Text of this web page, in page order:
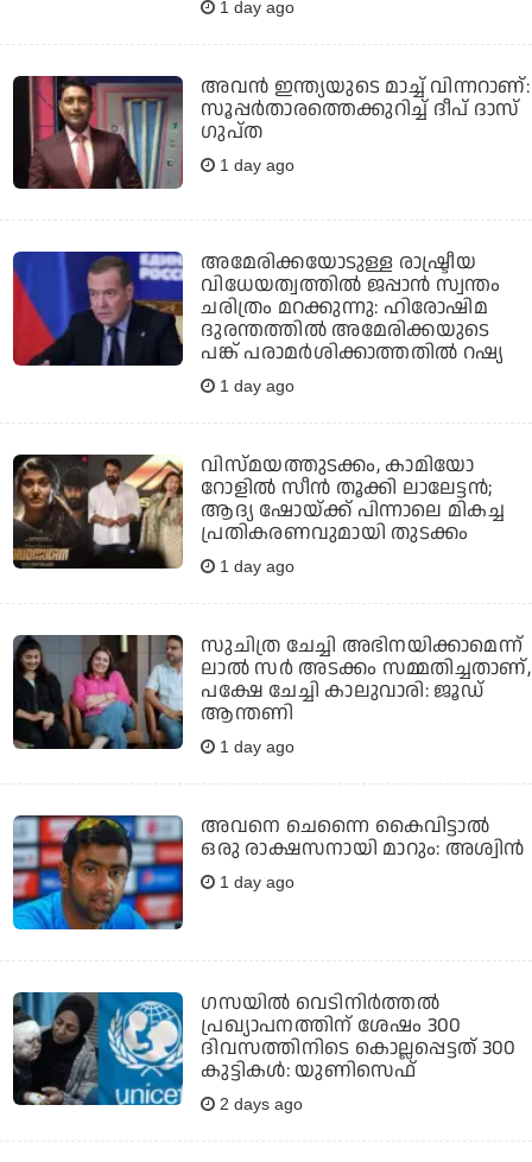
1 day ago
അവന്‍ ഇന്ത്യയുടെ മാച്ച് വിന്നറാണ്:
സൂപ്പര്‍താരത്തെക്കുറിച്ച് ദീപ് ദാസ്
ഗുപ്ത
1 day ago
അമേരിക്കയോടുള്ള രാഷ്ട്രീയ
വിധേയത്വത്തില്‍ ജപ്പാന്‍ സ്വന്തം
ചരിത്രം മറക്കുന്നു: ഹിരോഷിമ
ദുരന്തത്തില്‍ അമേരിക്കയുടെ
പങ്ക് പരാമര്‍ശിക്കാത്തതില്‍ റഷ്യ
1 day ago
വിസ്മയത്തുടക്കം, കാമിയോ
റോളില്‍ സീന്‍ തൂക്കി ലാലേട്ടന്‍;
ആദ്യ ഷോയ്ക്ക് പിന്നാലെ മികച്ച
പ്രതികരണവുമായി തുടക്കം
1 day ago
സുചിത്ര ചേച്ചി അഭിനയിക്കാമെന്ന്
ലാല്‍ സര്‍ അടക്കം സമ്മതിച്ചതാണ്,
പക്ഷേ ചേച്ചി കാലുവാരി: ജൂഡ്
ആന്തണി
1 day ago
അവനെ ചെന്നൈ കൈവിട്ടാല്‍
ഒരു രാക്ഷസനായി മാറും: അശ്വിന്‍
1 day ago
ഗസയില്‍ വെടിനിര്‍ത്തല്‍
പ്രഖ്യാപനത്തിന് ശേഷം 300
ദിവസത്തിനിടെ കൊല്ലപ്പെട്ടത് 300
കുട്ടികള്‍: യുണിസെഫ്
2 days ago